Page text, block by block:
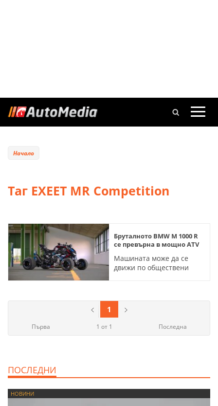
Начало
Таг EXEET MR Competition
Бруталното BMW M 1000 R
се превърна в мощно ATV
Машината може да се
движи по обществени
1 от 1 Последна
1
Първа
ПОСЛЕДНИ
НОВИНИ